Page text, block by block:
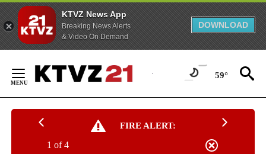
KTVZ News App
Breaking News Alerts
& Video On Demand
DOWNLOAD
Content
59°
FIRE ALERT:
1 of 4